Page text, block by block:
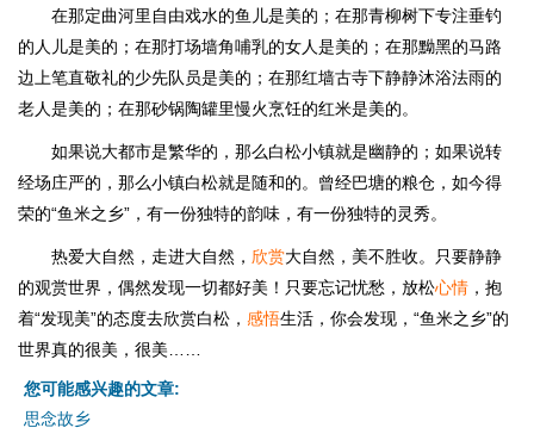
在那定曲河里自由戏水的鱼儿是美的；在那青柳树下专注垂钓
的人儿是美的；在那打场墙角哺乳的女人是美的；在那黝黑的马路
边上笔直敬礼的少先队员是美的；在那红墙古寺下静静沐浴法雨的
老人是美的；在那砂锅陶罐里慢火烹饪的红米是美的。
如果说大都市是繁华的，那么白松小镇就是幽静的；如果说转
经场庄严的，那么小镇白松就是随和的。曾经巴塘的粮仓，如今得
荣的“鱼米之乡”，有一份独特的韵味，有一份独特的灵秀。
热爱大自然，走进大自然， 欣赏大自然，美不胜收。只要静静
的观赏世界，偶然发现一切都好美！只要忘记忧愁，放松心情 ，抱
着“发现美”的态度去欣赏白松， 感悟生活，你会发现，“鱼米之乡”的
世界真的很美，很美……
您可能感兴趣的文章:
思念故乡